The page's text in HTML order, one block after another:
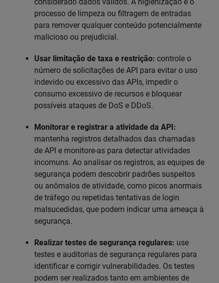
processo de limpeza ou filtragem de entradas
para remover qualquer conteúdo potencialmente
malicioso ou prejudicial.
Usar limitação de taxa e restrição: controle o
número de solicitações de API para evitar o uso
indevido ou excessivo das APIs, impedir o
consumo excessivo de recursos e bloquear
possíveis ataques de DoS e DDoS.
Monitorar e registrar a atividade da API:
mantenha registros detalhados das chamadas
de API e monitore-as para detectar atividades
incomuns. Ao analisar os registros, as equipes de
segurança podem descobrir padrões suspeitos
ou anômalos de atividade, como picos anormais
de tráfego ou repetidas tentativas de login
malsucedidas, que podem indicar uma ameaça à
segurança.
Realizar testes de segurança regulares: use
testes e auditorias de segurança regulares para
identificar e corrigir vulnerabilidades. Os testes
podem ser realizados tanto em ambientes de